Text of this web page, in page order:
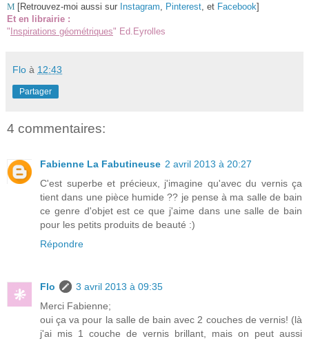
M [Retrouvez-moi aussi sur Instagram Pinterest , et Facebook]
Et en librairie :
" Inspirations géométriques" Ed.Eyrolles
Flo à 12:43
Partager
4 commentaires:
Fabienne La Fabutineuse 2 avril 2013 à 20:27
C'est superbe et précieux, j'imagine qu'avec du vernis ça
tient dans une pièce humide ?? je pense à ma salle de bain
ce genre d'objet est ce que j'aime dans une salle de bain
pour les petits produits de beauté :)
Répondre
Flo
3 avril 2013 à 09:35
Merci Fabienne;
oui ça va pour la salle de bain avec 2 couches de vernis! (là
j'ai mis 1 couche de vernis brillant, mais on peut aussi